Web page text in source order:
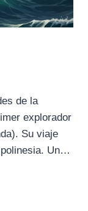
de la
explorador
Su viaje
Un…